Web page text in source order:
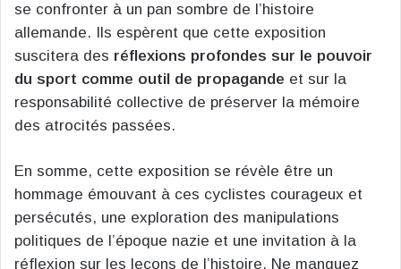
se confronter à un pan sombre de l’histoire
allemande. Ils espèrent que cette exposition
suscitera des réflexions profondes sur le pouvoir
du sport comme outil de propagande et sur la
responsabilité collective de préserver la mémoire
des atrocités passées.
En somme, cette exposition se révèle être un
hommage émouvant à ces cyclistes courageux et
persécutés, une exploration des manipulations
politiques de l’époque nazie et une invitation à la
réflexion sur les leçons de l’histoire. Ne manquez